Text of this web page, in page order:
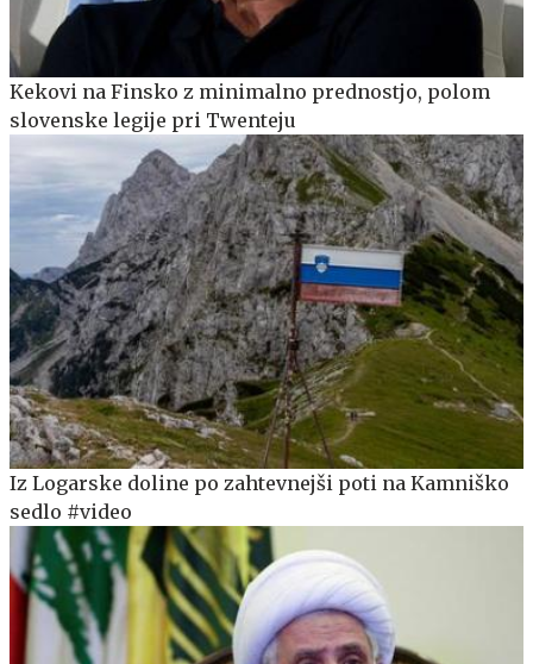
Kekovi na Finsko z minimalno prednostjo, polom
slovenske legije pri Twenteju
Iz Logarske doline po zahtevnejši poti na Kamniško
sedlo #video